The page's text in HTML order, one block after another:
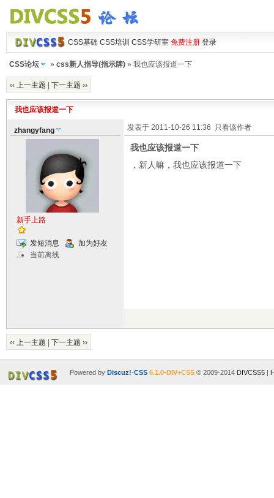
CSS基础 CSS培训 CSS学研室 免费注册 登录
CSS论坛 » css新人指导(指示牌)» 我也应该报道一下
‹‹ 上一主题 下一主题 ››
我也应该报道一下
zhangyfang
新手上路
发短消息
加为好友
当前离线
发表于 2011-10-26 11:36 只看该作者
我也应该报道一下
，新人嘛，我也应该报道一下
‹‹ 上一主题 下一主题 ››
Powered by Discuz!-CSS 6.1.0-DIV+CSS© 2009-2014 DIVCSS5|